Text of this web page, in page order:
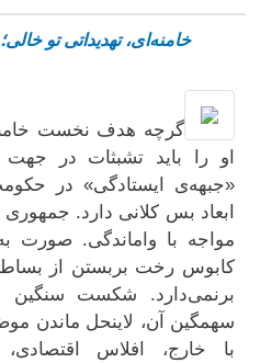
خامنه‌ای، تهدیداتی تو
گرچه هدف نخست
او را باید تشبثات در جهت
«جبهه‌ی ایستادگی» در
ابعاد بس کلانی دارد.
مواجه با واماندگی.
کابوس رخت بربستن از
برنمی‌دارد. شکست سنگین
سهمگین آن، لاینحل ماندن
با خارج، افلاس